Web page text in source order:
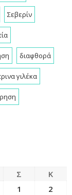
Σεβερίν
διαφθορά
γιλέκα
Σ
Κ
1
2